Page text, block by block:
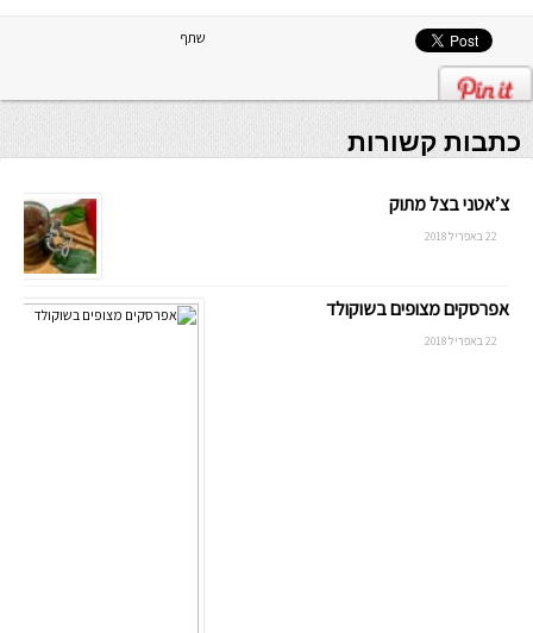
שתף
כתבות קשורות
צ’אטני בצל מתוק
22 באפריל 2018
אפרסקים מצופים בשוקולד
22 באפריל 2018